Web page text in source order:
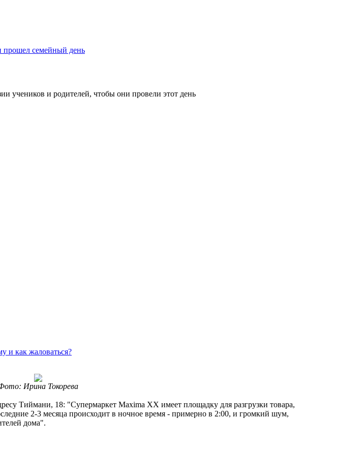
семейный день
учеников и родителей, чтобы они провели этот день
и как жаловаться?
Ирина Токорева
Тиймани, 18: "Супермаркет Maxima XX имеет площадку для разгрузки товара,
2-3 месяца происходит в ночное время - примерно в 2:00, и громкий шум,
дома".